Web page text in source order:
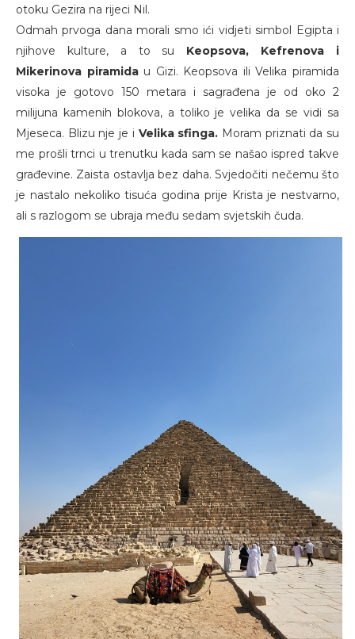
otoku Gezira na rijeci Nil.
Odmah prvoga dana morali smo ići vidjeti simbol Egipta i
njihove kulture, a to su Keopsova, Kefrenova i
Mikerinova piramidau Gizi. Keopsova ili Velika piramida
visoka je gotovo 150 metara i sagrađena je od oko 2
milijuna kamenih blokova, a toliko je velika da se vidi sa
Mjeseca. Blizu nje je i Velika sfinga. Moram priznati da su
me prošli trnci u trenutku kada sam se našao ispred takve
građevine. Zaista ostavlja bez daha. Svjedočiti nečemu što
je nastalo nekoliko tisuća godina prije Krista je nestvarno,
ali s razlogom se ubraja među sedam svjetskih čuda.